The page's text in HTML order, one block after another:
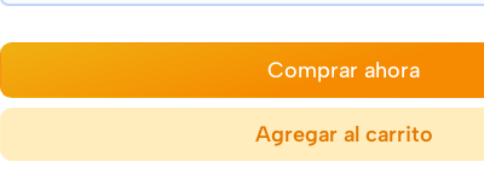
Comprar ahora
Agregar al carrito